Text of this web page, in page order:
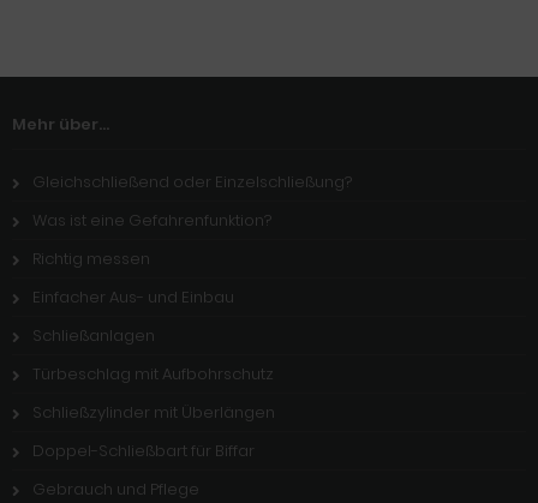
Mehr über...
Gleichschließend oder Einzelschließung?
Was ist eine Gefahrenfunktion?
Richtig messen
Einfacher Aus- und Einbau
Schließanlagen
Türbeschlag mit Aufbohrschutz
Schließzylinder mit Überlängen
Doppel-Schließbart für Biffar
Gebrauch und Pflege